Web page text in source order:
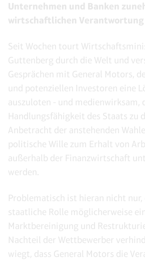
Unternehmen und Banken
wirtschaftlichen
Seit Wochen tourt
Guttenberg durch die Welt und
Gesprächen mit General Motors,
und potenziellen Investoren eine
auszuloten - und medienwirksam,
Handlungsfähigkeit des Staats zu
Anbetracht der anstehenden
politische Wille zum Erhalt von
außerhalb der Finanzwirtschaft
werden.
Problematisch ist hieran nicht nur,
staatliche Rolle möglicherweise
Marktbereinigung und
Nachteil der Wettbewerber
wiegt, dass General Motors die